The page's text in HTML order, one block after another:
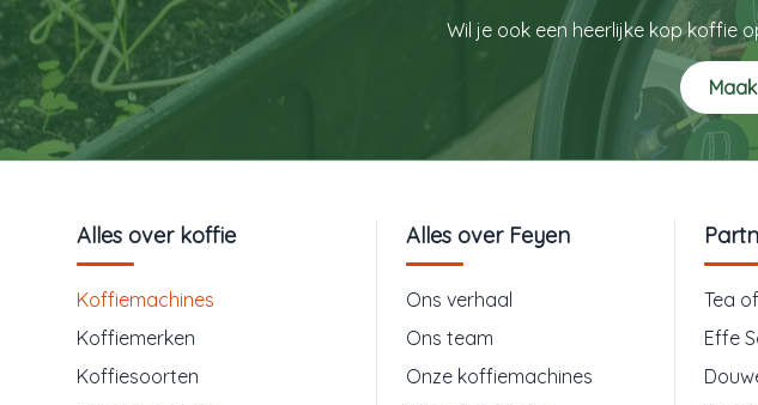
Wil je ook een heerlijke kop koffie
Alles over koffie
Koffiemachines
Koffiemerken
Koffiesoorten
Alles over Feyen
Ons verhaal
Ons team
Onze koffiemachines
Tea
Effe